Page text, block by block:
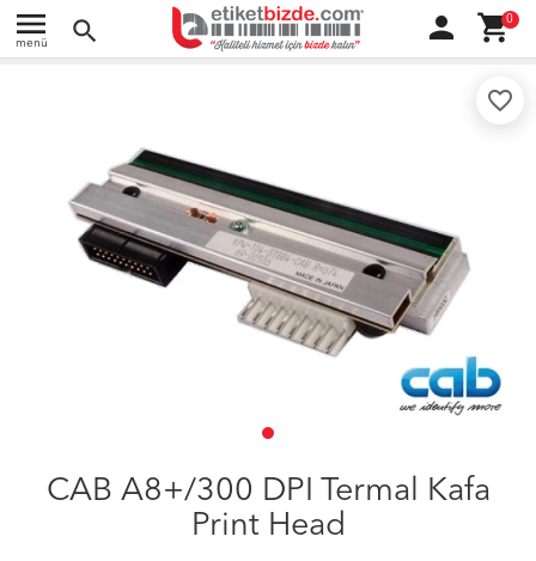
menu
menü search person shopping_cart0
favorite_border
CAB A8+/300 DPI Termal Kafa
Print Head